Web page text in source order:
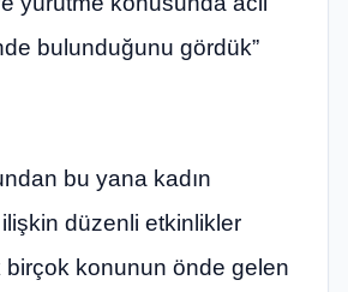
bulunduğunu gördük”
bu yana kadın
düzenli etkinlikler
konunun önde gelen